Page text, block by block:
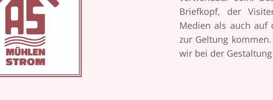
Briefkopf, der
Medien als auch auf
zur Geltung
wir bei der